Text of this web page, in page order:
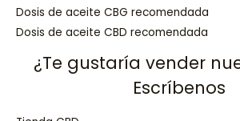
Dosis de aceite CBG recomendada
Dosis de aceite CBD recomendada
¿Te gustaría vender
Escríbenos